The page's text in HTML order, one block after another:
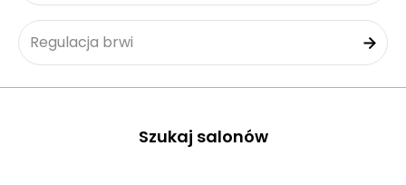
Regulacja brwi
Szukaj salonów